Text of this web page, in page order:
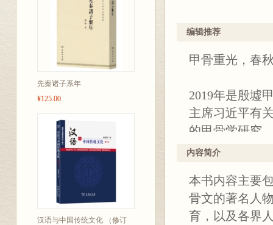
先秦诸子系年
¥125.00
汉语与中国传统文化 （修订
编辑推荐
甲骨重光，春
2019年是殷墟
主席习近平有
的甲骨学研究
书，可以对甲
内容简介
本书内容主要
骨文的著名人
育，以及各界